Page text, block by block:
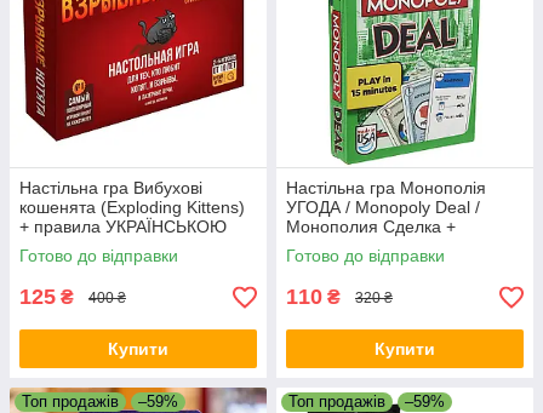
Настільна гра Вибухові
кошенята (Exploding Kittens)
+ правила УКРАЇНСЬКОЮ
Готово до відправки
125 ₴ 400 ₴
Купити
Настільна гра Монополія
УГОДА / Monopoly Deal /
Монополия Сделка +
ПРАВИЛА УКРАЇНСЬКОЮ
Готово до відправки
110 ₴ 320 ₴
Купити
Топ продажів –59% Топ продажів –59%